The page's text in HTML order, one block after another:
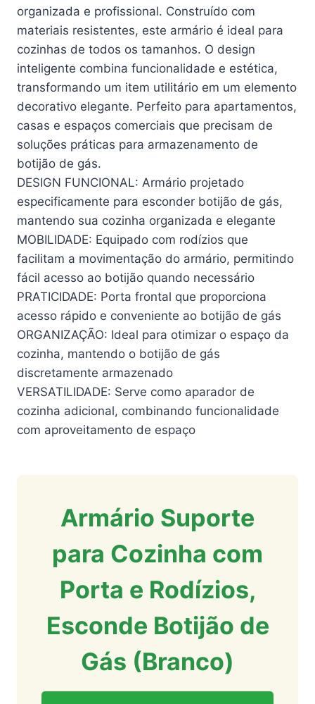
organizada e profissional. Construído com
materiais resistentes, este armário é ideal para
cozinhas de todos os tamanhos. O design
inteligente combina funcionalidade e estética,
transformando um item utilitário em um elemento
decorativo elegante. Perfeito para apartamentos,
casas e espaços comerciais que precisam de
soluções práticas para armazenamento de
botijão de gás.
DESIGN FUNCIONAL: Armário projetado
especificamente para esconder botijão de gás,
mantendo sua cozinha organizada e elegante
MOBILIDADE: Equipado com rodízios que
facilitam a movimentação do armário, permitindo
fácil acesso ao botijão quando necessário
PRATICIDADE: Porta frontal que proporciona
acesso rápido e conveniente ao botijão de gás
ORGANIZAÇÃO: Ideal para otimizar o espaço da
cozinha, mantendo o botijão de gás
discretamente armazenado
VERSATILIDADE: Serve como aparador de
cozinha adicional, combinando funcionalidade
com aproveitamento de espaço
Armário Suporte
para Cozinha com
Porta e Rodízios,
Esconde Botijão de
Gás (Branco)